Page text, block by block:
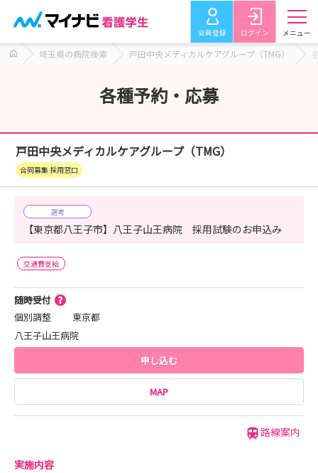
会員登録 ログイン メニュー
埼玉県の病院検索 戸田中央メディカルケアグループ（TMG）
各種予約・応募
戸田中央メディカルケアグループ（TMG）
合同募集 採用窓口
選考
【東京都八王子市】八王子山王病院 採用試験のお申込み
交通費支給
随時受付
個別調整
東京都
八王子山王病院
申し込む
MAP
路線案内
実施内容